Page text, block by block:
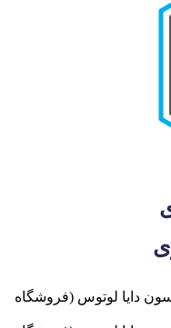
دایا لوتوس (فروشگاه